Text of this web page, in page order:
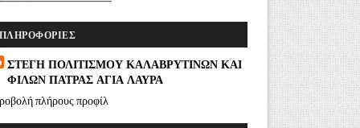
ΠΛΗΡΟΦΟΡΊΕΣ
ΣΤΕΓΗ ΠΟΛΙΤΙΣΜΟΥ ΚΑΛΑΒΡΥΤΙΝΩΝ ΚΑΙ
ΦΙΛΩΝ ΠΑΤΡΑΣ ΑΓΙΑ ΛΑΥΡΑ
πλήρους προφίλ